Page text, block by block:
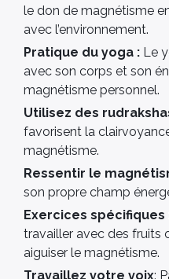
le don de magnétisme
avec l’environnement.
Pratique du yoga : Le
avec son corps et son
magnétisme personnel.
Utilisez des
favorisent la
magnétisme.
Ressentir le
son propre champ
Exercices spécifiques
travailler avec des fruits
aiguiser le magnétisme.
Travaillez votre voix: